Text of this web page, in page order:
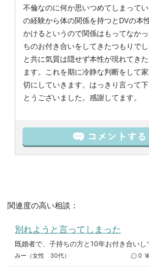
不倫なのに何か思いつめてしまって
の経験から体の関係を持つとDVの本
かけるというので関係はもってなか
ちのお付き合いをしてきたつもりで
と共に気質は隠せず本性が現れてき
ます。これを期に冷静な判断をして
切にしていきます。はっきり言って
とうございました。感謝してます。
関連度の高い相談：
別れようと言ってしまった
みー（女性 30代） 0